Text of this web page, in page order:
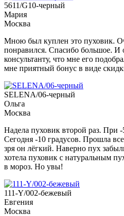
5611/G10-черный
Мария
Москва
Мною был куплен это пуховик.
понравился. Спасибо большое. И
консультанту, что мне его
мне приятный бонус в виде
SELENA/06-черный
Ольга
Москва
Надела пуховик второй раз. При
Сегодня -10 градусов. Прошла
зря он лёгкий. Наверно пух
хотела пуховик с натуральным
в мороз. Но увы!
111-Y/002-бежевый
Евгения
Москва